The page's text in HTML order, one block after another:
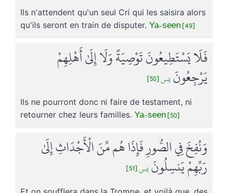
Ils n'attendent qu'un seul Cri qui les saisira alors
qu'ils seront en train de disputer. Ya-seen [49]
فَلَا يَسْتَطِيعُونَ تَوْصِيَةً وَلَا إِلَىٰ أَهْلِهِمْ
يَرْجِعُونَ يس [50]
Ils ne pourront donc ni faire de testament, ni
retourner chez leurs familles. Ya-seen [50]
وَنُفِخَ فِي الصُّورِ فَإِذَا هُم مِّنَ الْأَجْدَاثِ إِلَىٰ
رَبِّهِمْ يَنسِلُونَ يس [51]